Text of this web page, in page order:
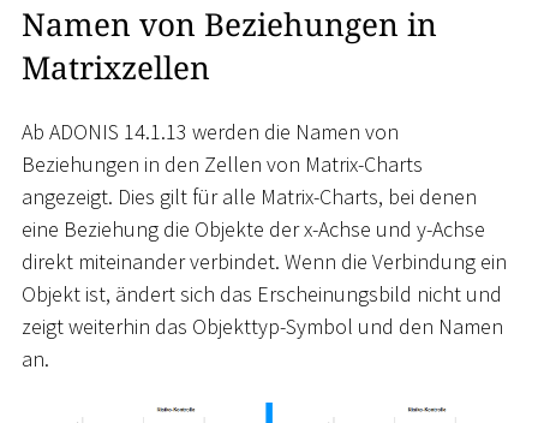
Namen von Beziehungen in
Matrixzellen
Ab ADONIS 14.1.13 werden die Namen von
Beziehungen in den Zellen von Matrix-Charts
angezeigt. Dies gilt für alle Matrix-Charts, bei denen
eine Beziehung die Objekte der x-Achse und y-Achse
direkt miteinander verbindet. Wenn die Verbindung ein
Objekt ist, ändert sich das Erscheinungsbild nicht und
zeigt weiterhin das Objekttyp-Symbol und den Namen
an.